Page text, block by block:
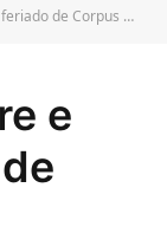
de Corpus Christi
e